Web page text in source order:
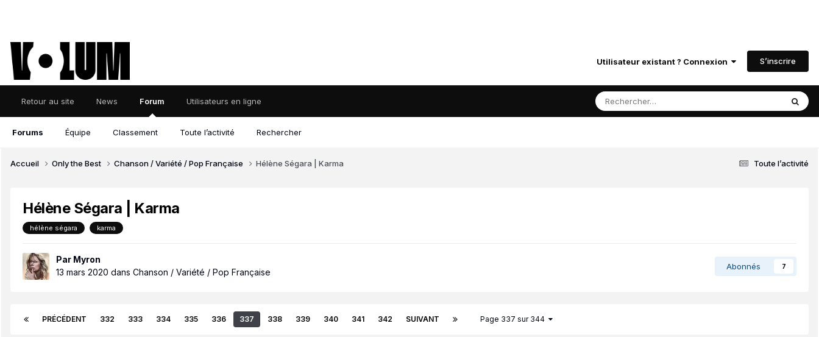
Utilisateur existant ? Connexion S’inscrire
Retour au site News Forum
Forums Équipe Classement Toute l’activité Rechercher
Utilisateurs en ligne
Toute l’activité
Accueil Only the Best Chanson / Variété / Pop Française Hélène Ségara | Karma
Hélène Ségara | Karma
hélène ségara karma
Par Myron
13 mars 2020 dans Chanson / Variété / Pop Française
Abonnés 7
PRÉCÉDENT 332 333 334 335 336 337 338 339 340 341 342 SUIVANT Page 337 sur 344